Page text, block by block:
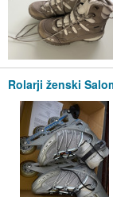
Rolarji ženski